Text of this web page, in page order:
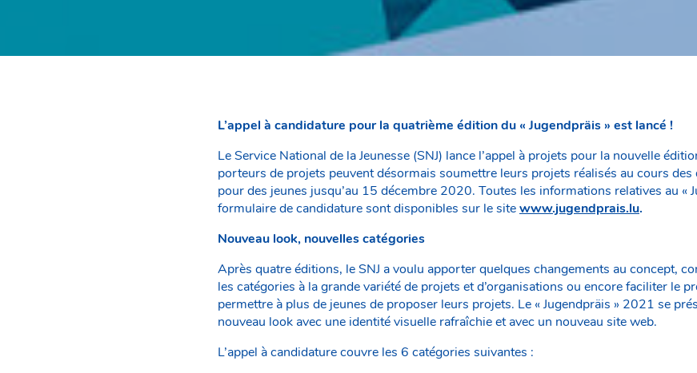
L’appel à candidature pour la quatrième édition du « Jugendpräis » est lancé !
Le Service National de la Jeunesse (SNJ) lance l’appel à projets pour la nouvelle
porteurs de projets peuvent désormais soumettre leurs projets réalisés au cours des
pour des jeunes jusqu’au 15 décembre 2020. Toutes les informations relatives au «
formulaire de candidature sont disponibles sur le sitewww.jugendprais.lu.
Nouveau look, nouvelles catégories
Après quatre éditions, le SNJ a voulu apporter quelques changements au concept,
les catégories à la grande variété de projets et d’organisations ou encore faciliter le
permettre à plus de jeunes de proposer leurs projets. Le « Jugendpräis » 2021 se
nouveau look avec une identité visuelle rafraîchie et avec un nouveau site web.
L’appel à candidature couvre les 6 catégories suivantes :